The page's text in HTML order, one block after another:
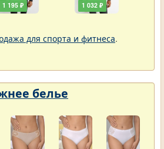
1 195 ₽ 1 032 ₽
для спорта и фитнеса.
белье